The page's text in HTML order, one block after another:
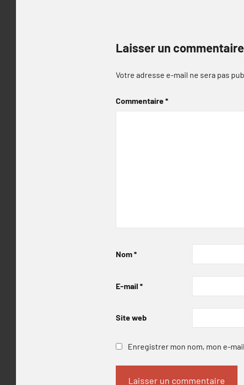
Laisser un commentaire
Votre adresse e-mail ne sera pas
Commentaire*
Nom*
E-mail *
Site web
Enregistrer mon nom, mon e-